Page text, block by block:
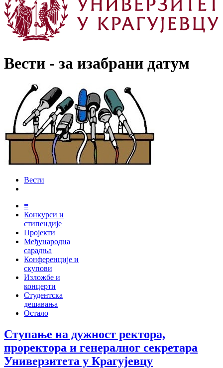
Вести - за изабрани датум
Вести
≡
Конкурси и
стипендије
Пројекти
Међународна
сарадња
Конференције и
скупови
Изложбе и
концерти
Студентска
дешавања
Остало
Ступање на дужност ректора,
проректора и генералног секретара
Универзитета у Крагујевцу